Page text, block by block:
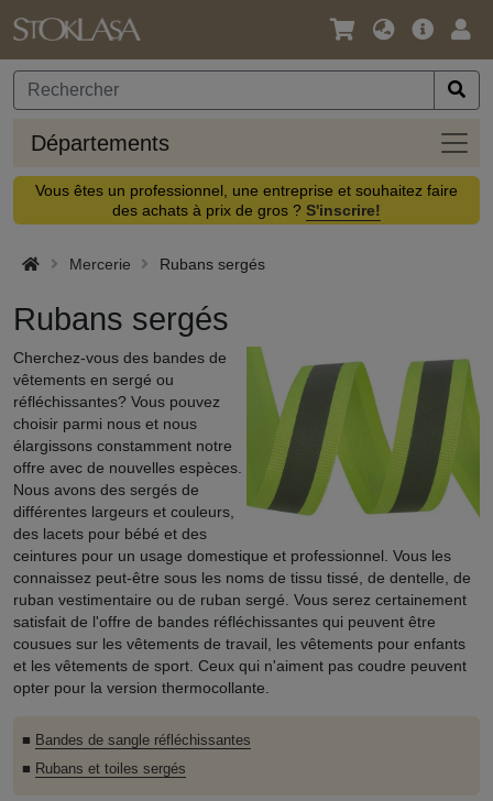
Langue
Devise
Offre
Départements
Vous êtes un professionnel, une entreprise et souhaitez faire
des achats à prix de gros ? S'inscrire!
Mercerie Rubans sergés
Rubans sergés
Cherchez-vous des bandes de
vêtements en sergé ou
réfléchissantes? Vous pouvez
choisir parmi nous et nous
élargissons constamment notre
offre avec de nouvelles espèces.
Nous avons des sergés de
différentes largeurs et couleurs,
des lacets pour bébé et des
ceintures pour un usage domestique et professionnel. Vous les
connaissez peut-être sous les noms de tissu tissé, de dentelle, de
ruban vestimentaire ou de ruban sergé. Vous serez certainement
satisfait de l'offre de bandes réfléchissantes qui peuvent être
cousues sur les vêtements de travail, les vêtements pour enfants
et les vêtements de sport. Ceux qui n'aiment pas coudre peuvent
opter pour la version thermocollante.
■ Bandes de sangle réfléchissantes
■ Rubans et toiles sergés